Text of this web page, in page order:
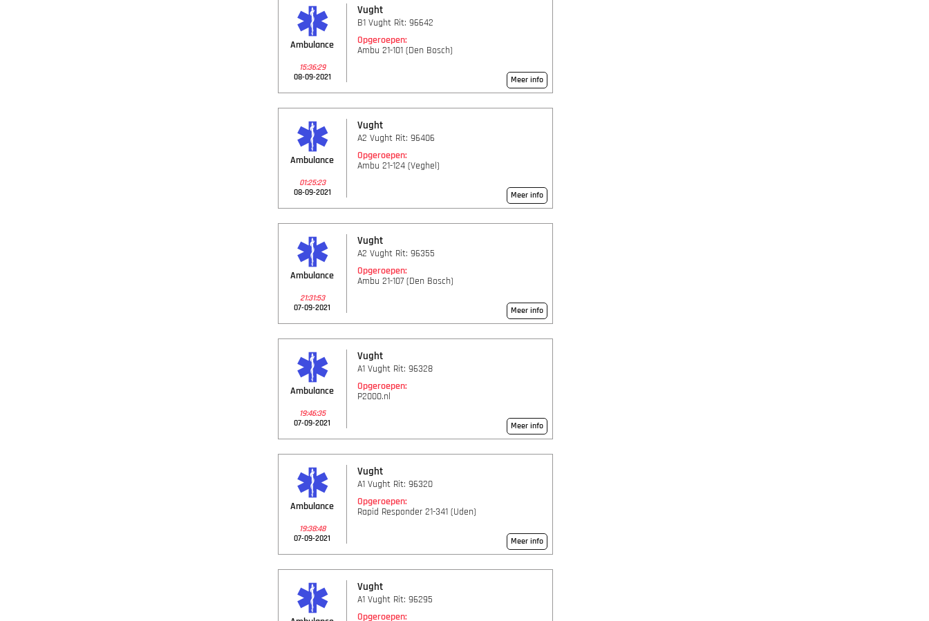
Ambulance
15:36:29
08-09-2021
Vught
B1 Vught Rit: 96642
Opgeroepen:
Ambu 21-101 (Den Bosch)
Meer info
Ambulance
01:25:23
08-09-2021
Vught
A2 Vught Rit: 96406
Opgeroepen:
Ambu 21-124 (Veghel)
Meer info
Ambulance
21:31:53
07-09-2021
Vught
A2 Vught Rit: 96355
Opgeroepen:
Ambu 21-107 (Den Bosch)
Meer info
Ambulance
19:46:35
07-09-2021
Vught
A1 Vught Rit: 96328
Opgeroepen:
P2000.nl
Meer info
Ambulance
19:38:48
07-09-2021
Vught
A1 Vught Rit: 96320
Opgeroepen:
Rapid Responder 21-341 (Uden)
Meer info
Vught
A1 Vught Rit: 96295
Opgeroepen: